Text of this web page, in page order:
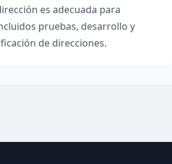
es adecuada para
pruebas, desarrollo y
de direcciones.